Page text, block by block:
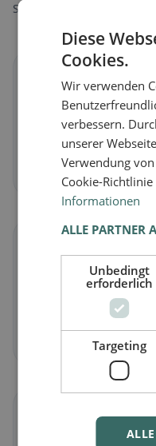
Scopri ristoranti adatti al
🌱
Veganoin
Piatti vegetali e
Scopri ora →
🥕
Vegetarianoin
Piatti senza carne e
Scopri ora →
Diese
Cookies.
Wir verwenden
verbessern.
unserer
Verwendung
Cookie-
Informationen
ALLE PARTNER
Unbedingt
erforderlich
Targeting